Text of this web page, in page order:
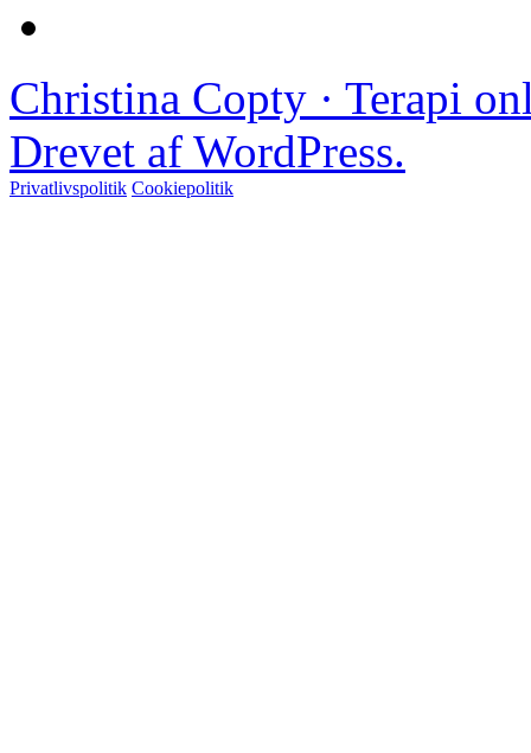
Christina Copty · Terapi
Drevet af WordPress.
Privatlivspolitik Cookiepolitik